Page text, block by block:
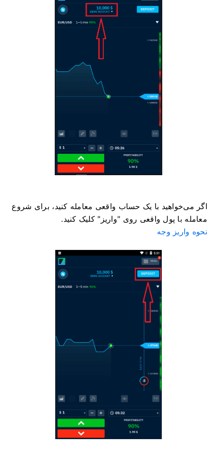
اگر می‌خواهید با یک حساب واقعی معامله کنید، برای شروع
معامله با پول واقعی روی "واریز" کلیک کنید.
نحوه واریز وجه